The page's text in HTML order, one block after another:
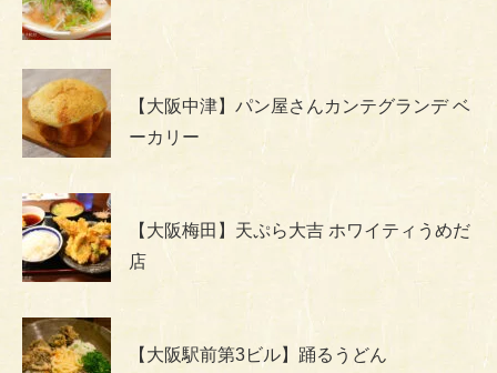
【大阪中津】パン屋さんカンテグランデ ベ
ーカリー
【大阪梅田】天ぷら大吉 ホワイティうめだ
店
【大阪駅前第3ビル】踊るうどん